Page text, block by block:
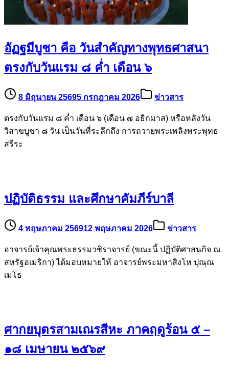
อัฏฐมีบูชา คือ วันสำคัญทางพุทธศาสนา
ตรงกับวันแรม ๘ ค่ำ เดือน ๖
8 มิถุนายน 2569
สรีระ
ปฏิบัติธรรม และศึกษาคัมภีร์บาลี
4 พฤษภาคม 2569
เมโธ